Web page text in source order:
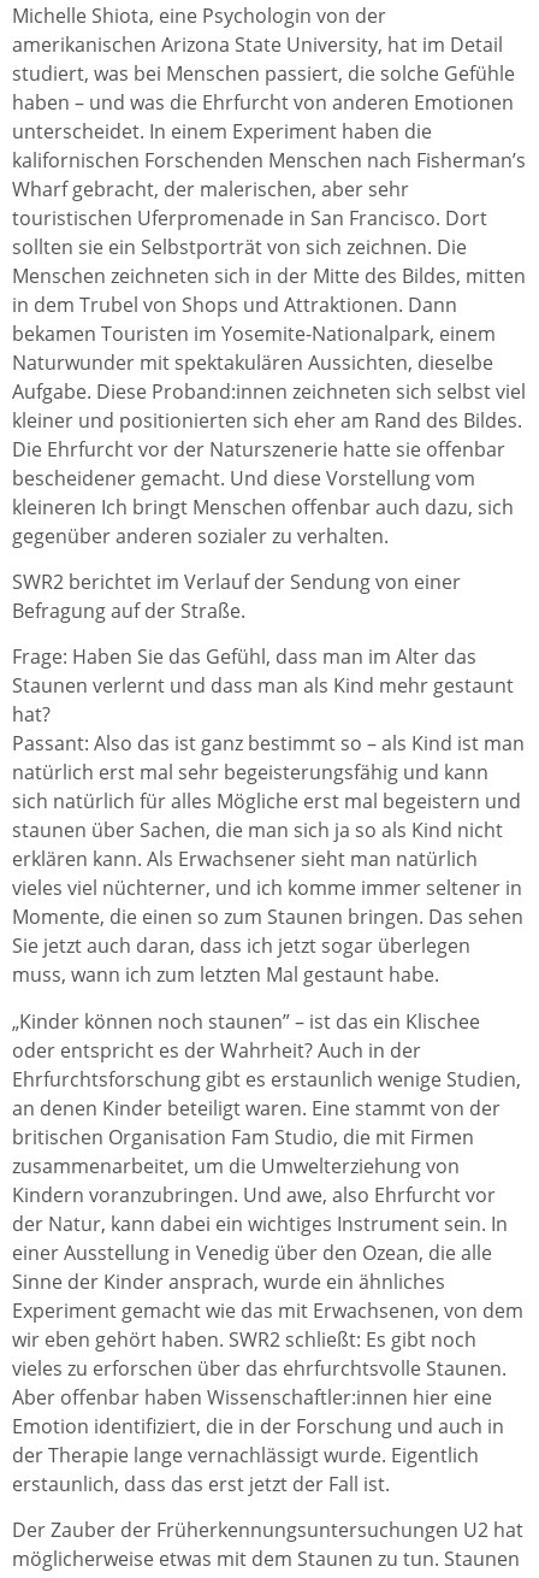
Michelle Shiota, eine Psychologin von der
amerikanischen Arizona State University, hat im Detail
studiert, was bei Menschen passiert, die solche Gefühle
haben – und was die Ehrfurcht von anderen Emotionen
unterscheidet. In einem Experiment haben die
kalifornischen Forschenden Menschen nach Fisherman’s
Wharf gebracht, der malerischen, aber sehr
touristischen Uferpromenade in San Francisco. Dort
sollten sie ein Selbstporträt von sich zeichnen. Die
Menschen zeichneten sich in der Mitte des Bildes, mitten
in dem Trubel von Shops und Attraktionen. Dann
bekamen Touristen im Yosemite-Nationalpark, einem
Naturwunder mit spektakulären Aussichten, dieselbe
Aufgabe. Diese Proband:innen zeichneten sich selbst viel
kleiner und positionierten sich eher am Rand des Bildes.
Die Ehrfurcht vor der Naturszenerie hatte sie offenbar
bescheidener gemacht. Und diese Vorstellung vom
kleineren Ich bringt Menschen offenbar auch dazu, sich
gegenüber anderen sozialer zu verhalten.
SWR2 berichtet im Verlauf der Sendung von einer
Befragung auf der Straße.
Frage: Haben Sie das Gefühl, dass man im Alter das
Staunen verlernt und dass man als Kind mehr gestaunt
hat?
Passant: Also das ist ganz bestimmt so – als Kind ist man
natürlich erst mal sehr begeisterungsfähig und kann
sich natürlich für alles Mögliche erst mal begeistern und
staunen über Sachen, die man sich ja so als Kind nicht
erklären kann. Als Erwachsener sieht man natürlich
vieles viel nüchterner, und ich komme immer seltener in
Momente, die einen so zum Staunen bringen. Das sehen
Sie jetzt auch daran, dass ich jetzt sogar überlegen
muss, wann ich zum letzten Mal gestaunt habe.
„Kinder können noch staunen” – ist das ein Klischee
oder entspricht es der Wahrheit? Auch in der
Ehrfurchtsforschung gibt es erstaunlich wenige Studien,
an denen Kinder beteiligt waren. Eine stammt von der
britischen Organisation Fam Studio, die mit Firmen
zusammenarbeitet, um die Umwelterziehung von
Kindern voranzubringen. Und awe, also Ehrfurcht vor
der Natur, kann dabei ein wichtiges Instrument sein. In
einer Ausstellung in Venedig über den Ozean, die alle
Sinne der Kinder ansprach, wurde ein ähnliches
Experiment gemacht wie das mit Erwachsenen, von dem
wir eben gehört haben. SWR2 schließt: Es gibt noch
vieles zu erforschen über das ehrfurchtsvolle Staunen.
Aber offenbar haben Wissenschaftler:innen hier eine
Emotion identifiziert, die in der Forschung und auch in
der Therapie lange vernachlässigt wurde. Eigentlich
erstaunlich, dass das erst jetzt der Fall ist.
Der Zauber der Früherkennungsuntersuchungen U2 hat
möglicherweise etwas mit dem Staunen zu tun. Staunen